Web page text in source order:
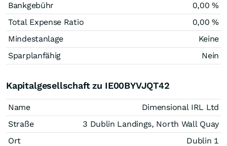
Bankgebühr
0,00 %
Total Expense Ratio
0,00 %
Mindestanlage
Keine
Sparplanfähig
Nein
Kapitalgesellschaft zu IE00BYVJQT42
Name
Dimensional IRL Ltd
Straße
3 Dublin Landings, North Wall Quay
Ort
Dublin 1